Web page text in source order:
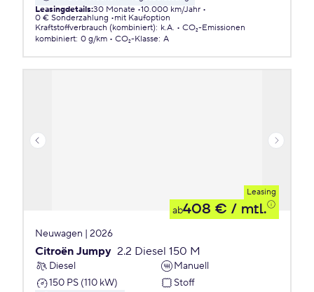
Leasingdetails:30 Monate 10.000 km/Jahr
0 € Sonderzahlung
mit Kaufoption
Kraftstoffverbrauch (kombiniert): k.A.
CO₂-Emissionen
kombiniert: 0 g/km CO₂-Klasse: A
Leasing
ab408 € / mtl.
Neuwagen | 2026
Citroën Jumpy 2.2 Diesel 150 M
Diesel
Manuell
150 PS (110 kW)
Stoff